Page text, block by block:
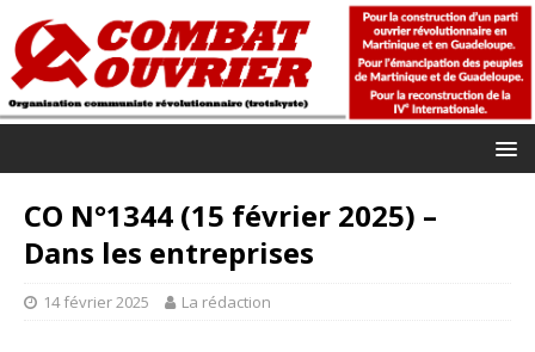
CO N°1344 (15 février 2025) –
Dans les entreprises
14 février 2025 La rédaction